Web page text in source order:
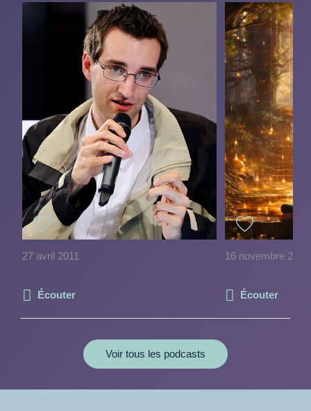
27 avril 2011
Écouter
16 novembre 2023
Écouter
Voir tous les podcasts